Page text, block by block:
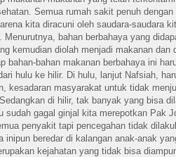
Semua rumah sakit penuh
kita diracuni oleh saudara-saudara
bahan berbahaya yang
kemudian diolah menjadi makanan dan
bahan-bahan makanan berbahaya ini
hulu ke hilir. Di hulu, lanjut Nafsiah,
kesadaran masyarakat untuk tidak
di hilir, tak banyak yang bisa
sudah gagal ginjal kita merepotkan Pak
penyakit tapi pencegahan tidak
inipun beredar di kalangan anak-anak
kejahatan yang tidak bisa